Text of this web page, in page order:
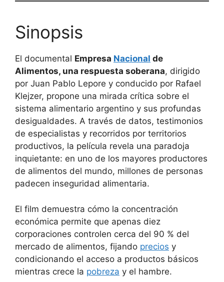
Sinopsis
El documental Empresa Nacional de
Alimentos, una respuesta soberana, dirigido
por Juan Pablo Lepore y conducido por Rafael
Klejzer, propone una mirada crítica sobre el
sistema alimentario argentino y sus profundas
desigualdades. A través de datos, testimonios
de especialistas y recorridos por territorios
productivos, la película revela una paradoja
inquietante: en uno de los mayores productores
de alimentos del mundo, millones de personas
padecen inseguridad alimentaria.
El film demuestra cómo la concentración
económica permite que apenas diez
corporaciones controlen cerca del 90 % del
mercado de alimentos, fijando precios y
condicionando el acceso a productos básicos
mientras crece la pobreza y el hambre.